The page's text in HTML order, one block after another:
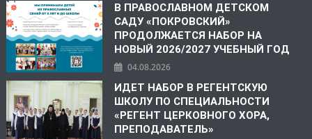
В ПРАВОСЛАВНОМ ДЕТСКОМ
САДУ «ПОКРОВСКИЙ»
ПРОДОЛЖАЕТСЯ НАБОР НА
НОВЫЙ 2026/2027 УЧЕБНЫЙ ГОД
04.08.2026
ИДЕТ НАБОР В РЕГЕНТСКУЮ
ШКОЛУ ПО СПЕЦИАЛЬНОСТИ
«РЕГЕНТ ЦЕРКОВНОГО ХОРА,
ПРЕПОДАВАТЕЛЬ»